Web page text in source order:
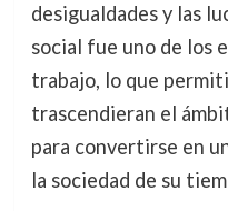
desigualdades y las
social fue uno de los
trabajo, lo que
trascendieran el
para convertirse en
la sociedad de su